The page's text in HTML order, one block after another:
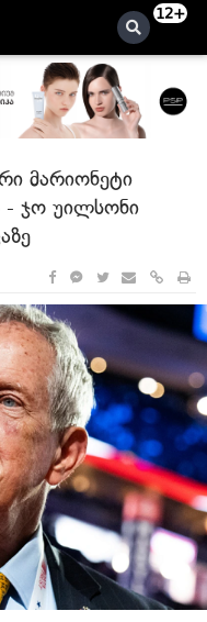
12+
მარიონეტი
- ჯო უილსონი